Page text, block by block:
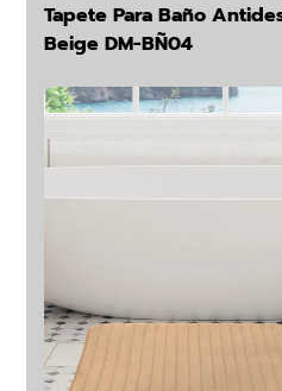
Tapete Para Baño
Beige DM-BÑ04